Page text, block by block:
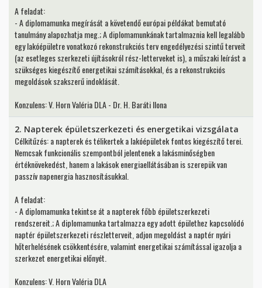
A feladat:
- A diplomamunka megírását a követendő európai példákat bemutató
tanulmány alapozhatja meg.; A diplomamunkának tartalmaznia kell legalább
egy lakóépületre vonatkozó rekonstrukciós terv engedélyezési szintű terveit
(az esetleges szerkezeti újításokról rész-letterveket is), a műszaki leírást a
szükséges kiegészítő energetikai számításokkal, és a rekonstrukciós
megoldások szakszerű indoklását.
Konzulens: V. Horn Valéria DLA - Dr. H. Baráti Ilona
2. Napterek épületszerkezeti és energetikai vizsgálata
Célkitűzés: a napterek és télikertek a lakóépületek fontos kiegészítő terei.
Nemcsak funkcionális szempontból jelentenek a lakásminőségben
értéknövekedést, hanem a lakások energiaellátásában is szerepük van
passzív napenergia hasznosításukkal.
A feladat:
- A diplomamunka tekintse át a napterek főbb épületszerkezeti
rendszereit.; A diplomamunka tartalmazza egy adott épülethez kapcsolódó
naptér épületszerkezeti részletterveit, adjon megoldást a naptér nyári
hőterhelésének csökkentésére, valamint energetikai számítással igazolja a
szerkezet energetikai előnyét.
Konzulens: V. Horn Valéria DLA